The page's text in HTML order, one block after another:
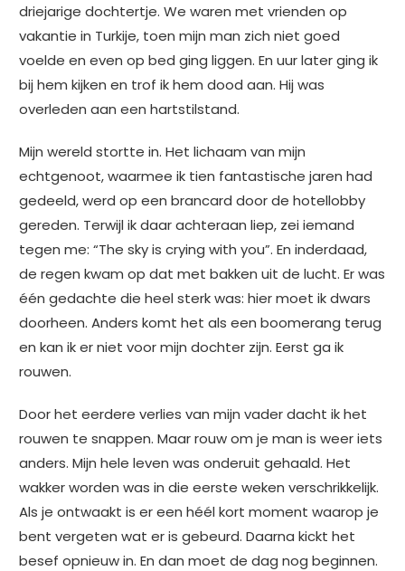
driejarige dochtertje. We waren met vrienden op
vakantie in Turkije, toen mijn man zich niet goed
voelde en even op bed ging liggen. En uur later ging ik
bij hem kijken en trof ik hem dood aan. Hij was
overleden aan een hartstilstand.
Mijn wereld stortte in. Het lichaam van mijn
echtgenoot, waarmee ik tien fantastische jaren had
gedeeld, werd op een brancard door de hotellobby
gereden. Terwijl ik daar achteraan liep, zei iemand
tegen me: “The sky is crying with you”. En inderdaad,
de regen kwam op dat met bakken uit de lucht. Er was
één gedachte die heel sterk was: hier moet ik dwars
doorheen. Anders komt het als een boomerang terug
en kan ik er niet voor mijn dochter zijn. Eerst ga ik
rouwen.
Door het eerdere verlies van mijn vader dacht ik het
rouwen te snappen. Maar rouw om je man is weer iets
anders. Mijn hele leven was onderuit gehaald. Het
wakker worden was in die eerste weken verschrikkelijk.
Als je ontwaakt is er een héél kort moment waarop je
bent vergeten wat er is gebeurd. Daarna kickt het
besef opnieuw in. En dan moet de dag nog beginnen.